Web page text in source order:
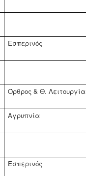
Εσπερινός
Όρθρος & Θ. Λειτουργία
Αγρυπνία
Εσπερινός